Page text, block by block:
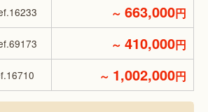
～ 663,000円
～ 410,000円
～ 1,002,000円